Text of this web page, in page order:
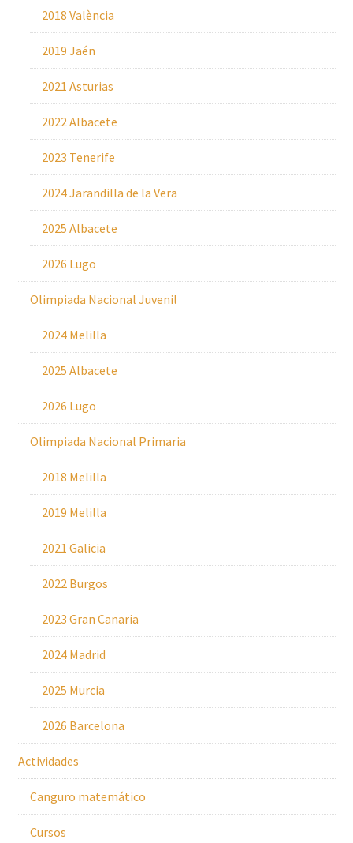
2018 València
2019 Jaén
2021 Asturias
2022 Albacete
2023 Tenerife
2024 Jarandilla de la Vera
2025 Albacete
2026 Lugo
Olimpiada Nacional Juvenil
2024 Melilla
2025 Albacete
2026 Lugo
Olimpiada Nacional Primaria
2018 Melilla
2019 Melilla
2021 Galicia
2022 Burgos
2023 Gran Canaria
2024 Madrid
2025 Murcia
2026 Barcelona
Actividades
Canguro matemático
Cursos